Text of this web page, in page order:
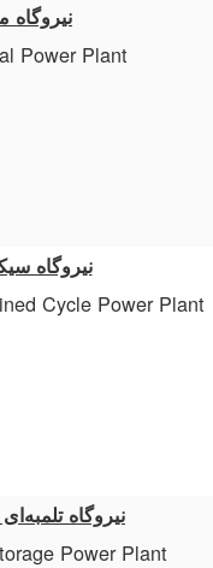
Power Plant
نیروگاه
Cycle Power Plant
نیروگاه
Power Plant